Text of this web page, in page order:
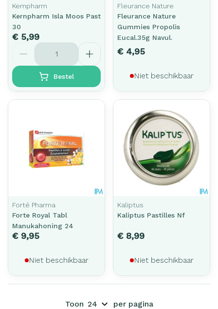
Kernpharm
Kernpharm Isla Moos Past
30
€ 5,99
Aantal
Bestel
Fleurance Nature
Fleurance Nature
Gummies Propolis
Eucal.35g Navul.
€ 4,95
Niet beschikbaar
Forté Pharma
Forte Royal Tabl
Manukahoning 24
€ 9,95
Niet beschikbaar
Kaliptus
Kaliptus Pastilles Nf
€ 8,99
Niet beschikbaar
Toon per pagina